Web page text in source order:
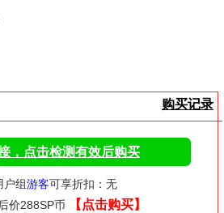
购买记录
，点击检测有效后购买
户组游客可享折扣：无
价288SP币
【点击购买】